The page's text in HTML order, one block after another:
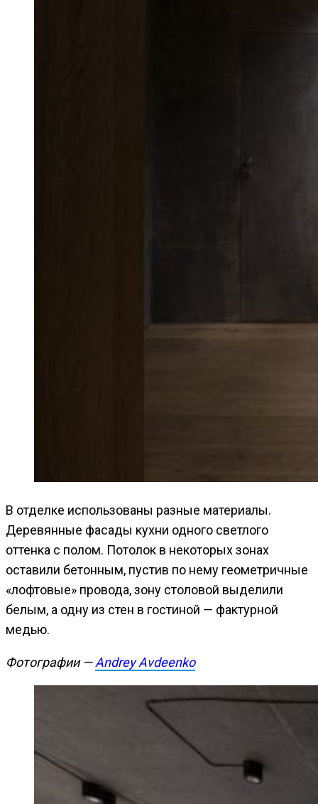
В отделке использованы разные материалы.
Деревянные фасады кухни одного светлого
оттенка с полом. Потолок в некоторых зонах
оставили бетонным, пустив по нему геометричные
«лофтовые» провода, зону столовой выделили
белым, а одну из стен в гостиной — фактурной
медью.
Фотографии —Andrey Avdeenko